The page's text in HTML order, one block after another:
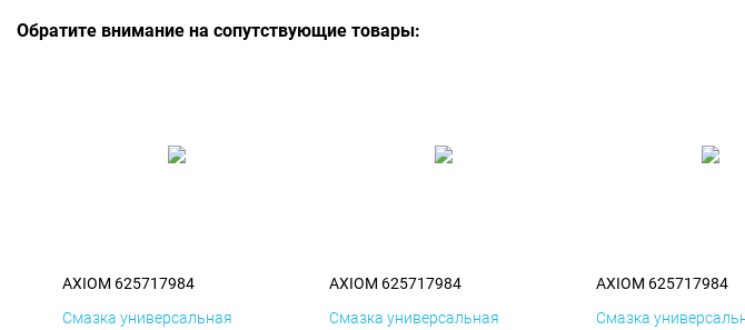
Обратите внимание на сопутствующие товары:
AXIOM 625717984
Смазка универсальная
AXIOM 625717984
Смазка универсальная
AXIOM 625717984
Смазка